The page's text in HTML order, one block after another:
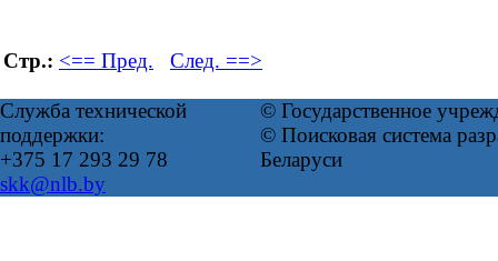
Стр.: <== Пред. След. ==>
Служба технической
поддержки:
+375 17 293 29 78
skk@nlb.by
© Государственное
© Поисковая система
Беларуси